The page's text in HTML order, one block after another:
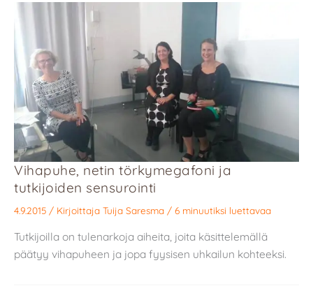
Vihapuhe, netin törkymegafoni ja
tutkijoiden sensurointi
4.9.2015 / Kirjoittaja Tuija Saresma / 6 minuutiksi luettavaa
Tutkijoilla on tulenarkoja aiheita, joita käsittelemällä
päätyy vihapuheen ja jopa fyysisen uhkailun kohteeksi.